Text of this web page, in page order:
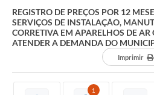
REGISTRO DE PREÇOS POR 12
SERVIÇOS DE INSTALAÇÃO,
CORRETIVA EM APARELHOS DE
ATENDER A DEMANDA DO
Imprimir
1